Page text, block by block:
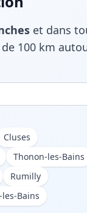
et dans
100 km
Cluses
Thonon-les-Bains
Rumilly
Bains